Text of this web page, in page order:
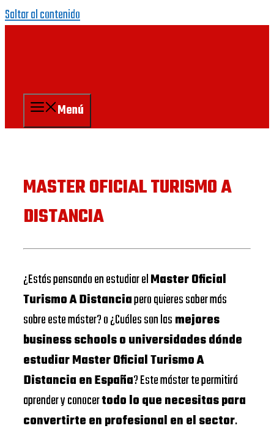
Saltar al contenido
Menú
MASTER OFICIAL TURISMO A
DISTANCIA
¿Estás pensando en estudiar elMaster Oficial
Turismo A Distanciapero quieres saber más
sobre este máster? o ¿Cuáles son lasmejores
business schools o universidades dónde
estudiar Master Oficial Turismo A
Distancia en España? Este máster te permitirá
aprender y conocertodo lo que necesitas para
convertirte en profesional en el sector.